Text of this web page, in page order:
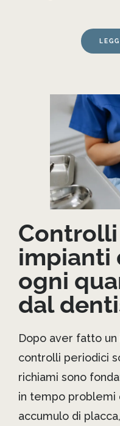
impianti
ogni
dal
Dopo aver fatto
controlli periodici
richiami sono
in tempo
accumulo di